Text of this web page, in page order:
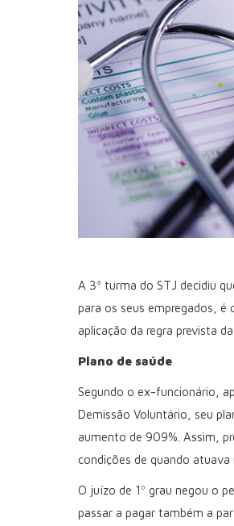
A 3ª turma do STJ decidiu
para os seus empregados, é
aplicação da regra prevista da
Plano de saúde
Segundo o ex-funcionário,
Demissão Voluntário, seu
aumento de 909%. Assim,
condições de quando atuava
O juízo de 1º grau negou o
passar a pagar também a